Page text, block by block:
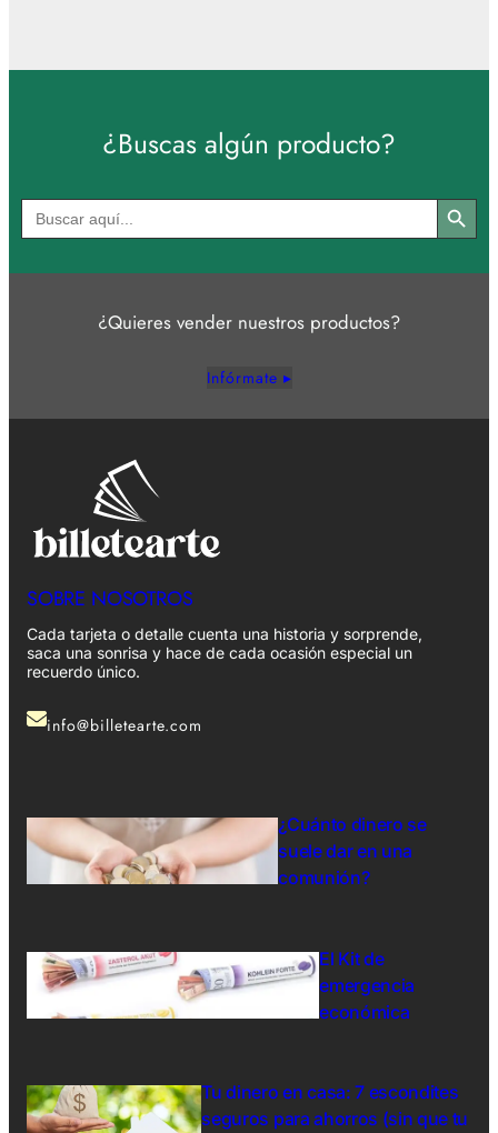
¿Buscas algún producto?
Buscar: Botón de búsqueda
¿Quieres vender nuestros productos?
Infórmate ▸
SOBRE NOSOTROS
Cada tarjeta o detalle cuenta una historia y sorprende,
saca una sonrisa y hace de cada ocasión especial un
recuerdo único.
info@billetearte.com
¿Cuánto dinero se
suele dar en una
comunión?
El Kit de
emergencia
económica
Tu dinero en casa: 7 escondites
seguros para ahorros (sin que tu